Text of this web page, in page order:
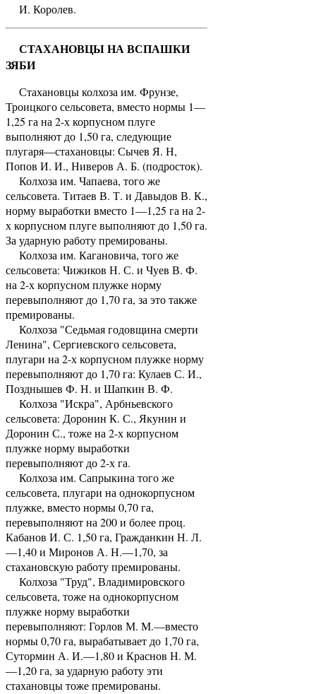
И. Королев.
СТАХАНОВЦЫ НА ВСПАШКИ
ЗЯБИ
Стахановцы колхоза им. Фрунзе,
Троицкого сельсовета, вместо нормы 1—
1,25 га на 2-х корпусном плуге
выполняют до 1,50 га, следующие
плугаря—стахановцы: Сычев Я. Н,
Попов И. И., Ниверов А. Б. (подросток).
Колхоза им. Чапаева, того же
сельсовета. Титаев В. Т. и Давыдов В. К.,
норму выработки вместо 1—1,25 га на 2-
х корпусном плуге выполняют до 1,50 га.
За ударную работу премированы.
Колхоза им. Кагановича, того же
сельсовета: Чижиков Н. С. и Чуев В. Ф.
на 2-х корпусном плужке норму
перевыполняют до 1,70 га, за это также
премированы.
Колхоза "Седьмая годовщина смерти
Ленина", Сергиевского сельсовета,
плугари на 2-х корпусном плужке норму
перевыполняют до 1,70 га: Кулаев С. И.,
Позднышев Ф. Н. и Шапкин В. Ф.
Колхоза "Искра", Арбньевского
сельсовета: Доронин К. С., Якунин и
Доронин С., тоже на 2-х корпусном
плужке норму выработки
перевыполняют до 2-х га.
Колхоза им. Сапрыкина того же
сельсовета, плугари на однокорпусном
плужке, вместо нормы 0,70 га,
перевыполняют на 200 и более проц.
Кабанов И. С. 1,50 га, Гражданкин Н. Л.
—1,40 и Миронов А. Н.—1,70, за
стахановскую работу премированы.
Колхоза "Труд", Владимировского
сельсовета, тоже на однокорпусном
плужке норму выработки
перевыполняют: Горлов М. М.—вместо
нормы 0,70 га, вырабатывает до 1,70 га,
Сутормин А. И.—1,80 и Краснов Н. М.
—1,20 га, за ударную работу эти
стахановцы тоже премированы.